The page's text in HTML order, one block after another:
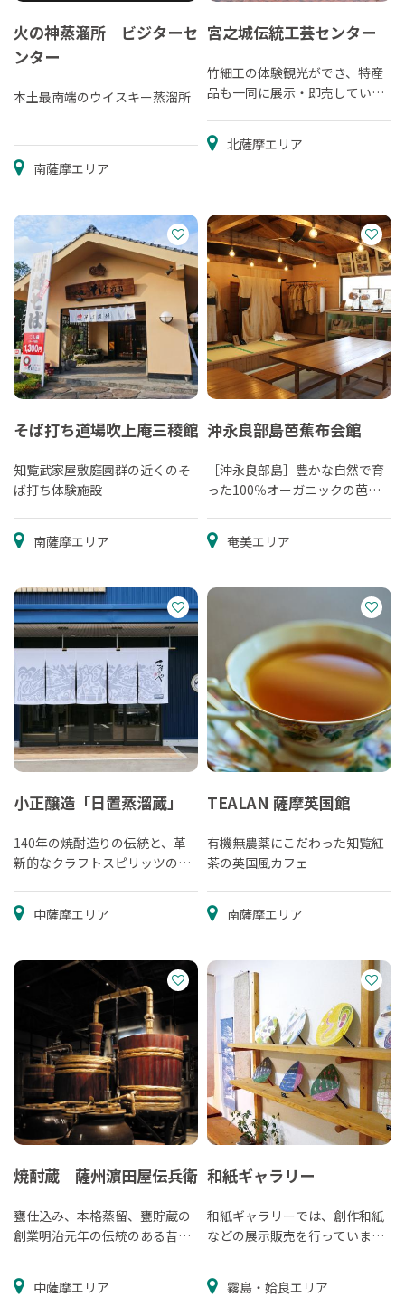
火の神蒸溜所 ビジターセ
ンター
本土最南端のウイスキー蒸溜所
南薩摩エリア
宮之城伝統工芸センター
竹細工の体験観光ができ、特産
品も一同に展示・即売していま
北薩摩エリア
そば打ち道場吹上庵三稜館
知覧武家屋敷庭園群の近くのそ
ば打ち体験施設
南薩摩エリア
沖永良部島芭蕉布会館
［沖永良部島］豊かな自然で育
った100％オーガニックの芭蕉
奄美エリア
小正醸造「日置蒸溜蔵」
140年の焼酎造りの伝統と、革
新的なクラフトスピリッツの両
中薩摩エリア
TEALAN 薩摩英国館
有機無農薬にこだわった知覧紅
茶の英国風カフェ
南薩摩エリア
焼酎蔵 薩州濵田屋伝兵衛
甕仕込み、本格蒸留、甕貯蔵の
創業明治元年の伝統のある昔な
中薩摩エリア
和紙ギャラリー
和紙ギャラリーでは、創作和紙
などの展示販売を行っていま
霧島・姶良エリア